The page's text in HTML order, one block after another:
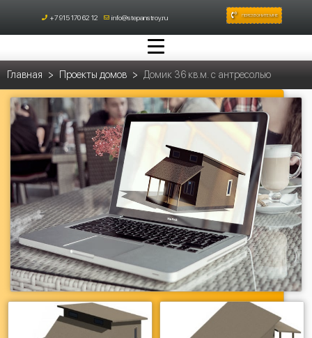
+7 915 170 62 12 info@stepanstroy.ru ПЕРЕЗВОНИТЕ МНЕ
Главная Проекты домов Домик 36 кв.м. с антресолью